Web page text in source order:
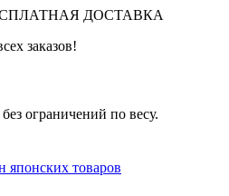
ДОСТАВКА
заказов!
ограничений по весу.